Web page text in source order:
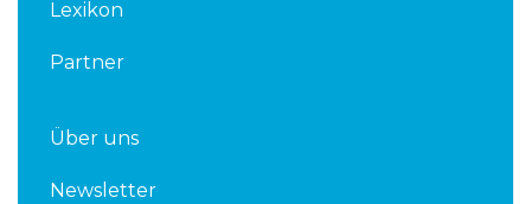
Lexikon
Partner
Über uns
Newsletter